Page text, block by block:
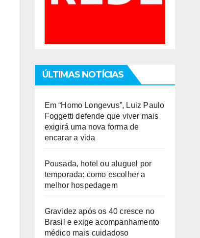
ÚLTIMAS NOTÍCIAS
Em “Homo Longevus”, Luiz Paulo
Foggetti defende que viver mais
exigirá uma nova forma de
encarar a vida
Pousada, hotel ou aluguel por
temporada: como escolher a
melhor hospedagem
Gravidez após os 40 cresce no
Brasil e exige acompanhamento
médico mais cuidadoso